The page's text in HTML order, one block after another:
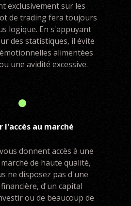
exclusivement sur les
de trading fera toujours
logique. En s'appuyant
des statistiques, il évite
alimentées
une avidité excessive.
l'accès au marché
donnent accès à une
de haute qualité,
ne disposez pas d'une
d'un capital
ou de beaucoup de